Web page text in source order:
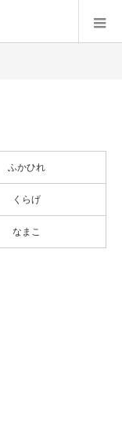
ふかひれ
くらげ
なまこ